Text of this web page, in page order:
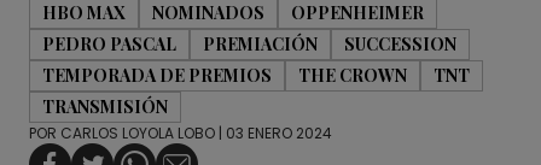
HBO MAX
NOMINADOS
OPPENHEIMER
PEDRO PASCAL
PREMIACIÓN
SUCCESSION
TEMPORADA DE PREMIOS
THE CROWN
TNT
TRANSMISIÓN
POR CARLOS LOYOLA LOBO | 03 ENERO 2024